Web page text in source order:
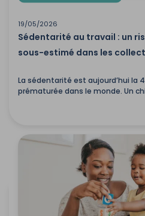
19/05/2026
Sédentarité au travail : un
sous-estimé dans les
La sédentarité est aujourd’hui la
prématurée dans le monde. Un